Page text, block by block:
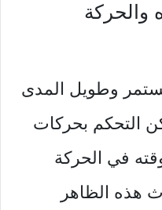
والحركة
وطويل المدى
التحكم بحركات
في الحركة
هذه الظاهر